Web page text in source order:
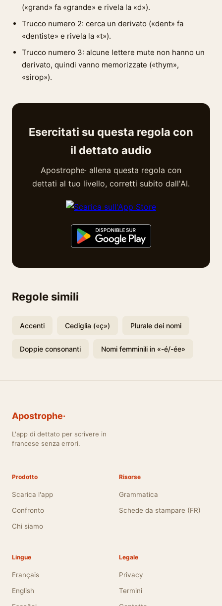
(«grand» fa «grande» e rivela la «d»).
Trucco numero 2: cerca un derivato («dent» fa
«dentiste» e rivela la «t»).
Trucco numero 3: alcune lettere mute non hanno un
derivato, quindi vanno memorizzate («thym»,
«sirop»).
Esercitati su questa regola con
il dettato audio
Apostrophe· allena questa regola con
dettati al tuo livello, corretti subito dall'AI.
Regole simili
Accenti Cediglia («ç») Plurale dei nomi
Doppie consonanti Nomi femminili in «-é/-ée»
Apostrophe·
L'app di dettato per scrivere in
francese senza errori.
Prodotto
Scarica l'app
Confronto
Chi siamo
Risorse
Grammatica
Schede da stampare (FR)
Lingue
Français
English
Legale
Privacy
Termini